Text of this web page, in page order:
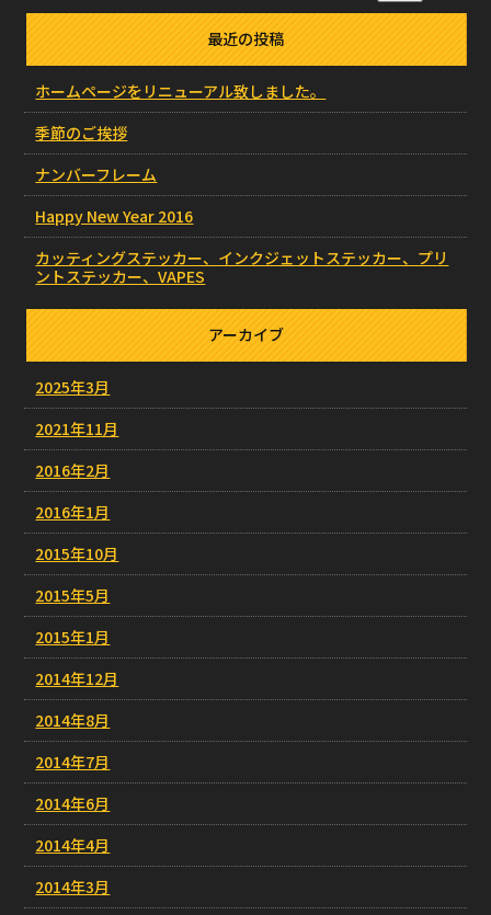
最近の投稿
ホームページをリニューアル致しました。
季節のご挨拶
ナンバーフレーム
Happy New Year 2016
カッティングステッカー、インクジェットステッカー、プリ
ントステッカー、VAPES
アーカイブ
2025年3月
2021年11月
2016年2月
2016年1月
2015年10月
2015年5月
2015年1月
2014年12月
2014年8月
2014年7月
2014年6月
2014年4月
2014年3月